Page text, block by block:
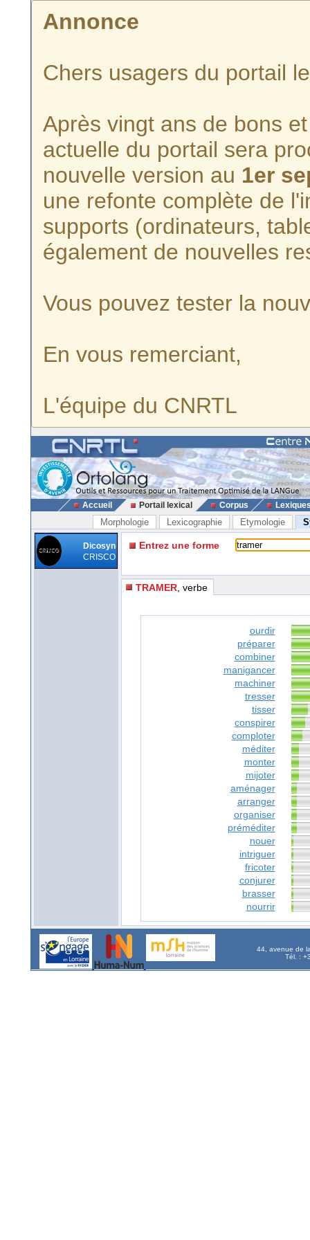
Annonce
Chers usagers du portail
Après vingt ans de bons
actuelle du portail sera
nouvelle version au 1er
une refonte complète de
supports (ordinateurs,
également de nouvelles
Vous pouvez tester la
En vous remerciant,
L'équipe du CNRTL
Accueil Portail lexical Corpus
Morphologie Lexicographie Etymologie
Dicosyn
CRISCO
Entrez une forme
TRAMER , verbe
ourdir
préparer
combiner
manigancer
machiner
tresser
tisser
conspirer
comploter
méditer
monter
mijoter
aménager
arranger
organiser
préméditer
nouer
intriguer
fricoter
conjurer
brasser
nourrir
44, avenue de
Tél. :